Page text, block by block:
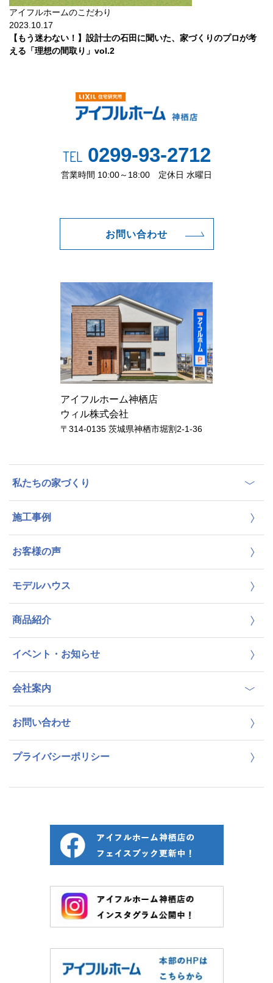
アイフルホームのこだわり
2023.10.17
【もう迷わない！】設計士の石田に聞いた、家づくりのプロが考
える「理想の間取り」vol.2
TEL0299-93-2712
営業時間 10:00～18:00 定休日 水曜日
お問い合わせ
アイフルホーム神栖店
ウィル株式会社
〒314-0135 茨城県神栖市堀割2-1-36
私たちの家づくり
施工事例
お客様の声
モデルハウス
商品紹介
イベント・お知らせ
会社案内
お問い合わせ
プライバシーポリシー